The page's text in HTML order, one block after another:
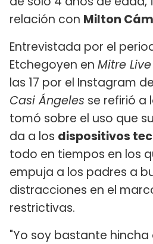
relación con Milton
Entrevistada por el
Etchegoyen en Mitre Live
las 17 por el Instagram
Casi Ángeles se refirió a
tomó sobre el uso que
da a los dispositivos
todo en tiempos en los
empuja a los padres a
distracciones en el
restrictivas.
"Yo soy bastante